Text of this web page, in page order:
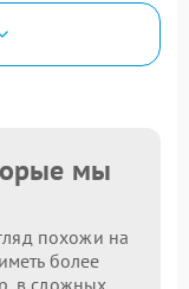
мы
похожи на
более
в сложных